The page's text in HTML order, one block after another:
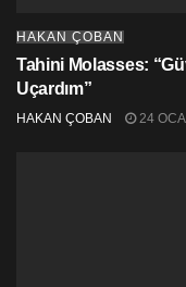
HAKAN ÇOBAN
Tahini Molasses:
Uçardım”
HAKAN ÇOBAN 24